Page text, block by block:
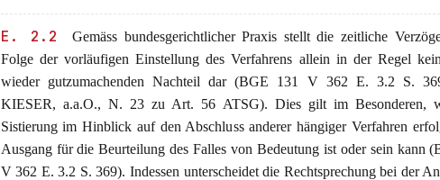
E. 2.2
Gemäss bundesgerichtlicher Praxis stellt die zeitliche
Folge der vorläufigen Einstellung des Verfahrens allein in der Regel
wieder gutzumachenden Nachteil dar (BGE 131 V 362 E. 3.2 S.
KIESER, a.a.O., N. 23 zu Art. 56 ATSG). Dies gilt im Besonderen,
Sistierung im Hinblick auf den Abschluss anderer hängiger Verfahren
Ausgang für die Beurteilung des Falles von Bedeutung ist oder sein kann
V 362 E. 3.2 S. 369). Indessen unterscheidet die Rechtsprechung bei der